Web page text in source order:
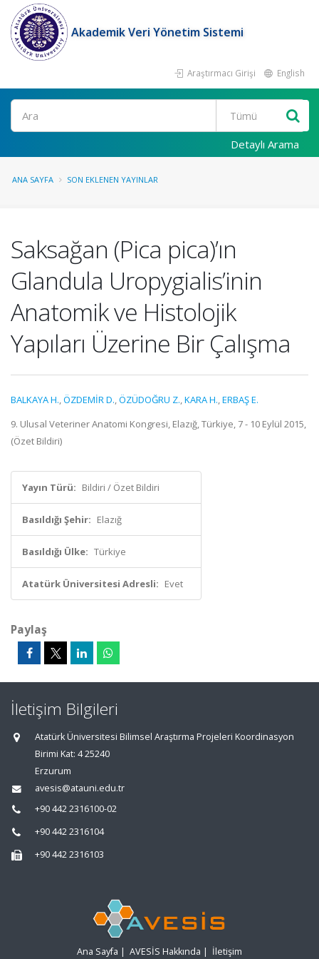
Akademik Veri Yönetim Sistemi
Araştırmacı Girişi English
Ara
Detaylı Arama
ANA SAYFA SON EKLENEN YAYINLAR
Saksağan (Pica pica)’ın
Glandula Uropygialis’inin
Anatomik ve Histolojik
Yapıları Üzerine Bir Çalışma
BALKAYA H.,ÖZDEMİR D.,ÖZÜDOĞRU Z.,KARA H.,ERBAŞ E.
9. Ulusal Veteriner Anatomi Kongresi, Elazığ, Türkiye, 7 - 10 Eylül 2015,
(Özet Bildiri)
Yayın Türü: Bildiri / Özet Bildiri
Basıldığı Şehir: Elazığ
Basıldığı Ülke: Türkiye
Atatürk Üniversitesi Adresli: Evet
Paylaş
İletişim Bilgileri
Atatürk Üniversitesi Bilimsel Araştırma Projeleri Koordinasyon
Birimi Kat: 4 25240
Erzurum
avesis@atauni.edu.tr
+90 442 2316100-02
+90 442 2316104
+90 442 2316103
Ana Sayfa | AVESİS Hakkında | İletişim